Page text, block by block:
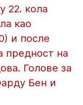
22. кола
као
и после
предност на
Голове за
Бен и